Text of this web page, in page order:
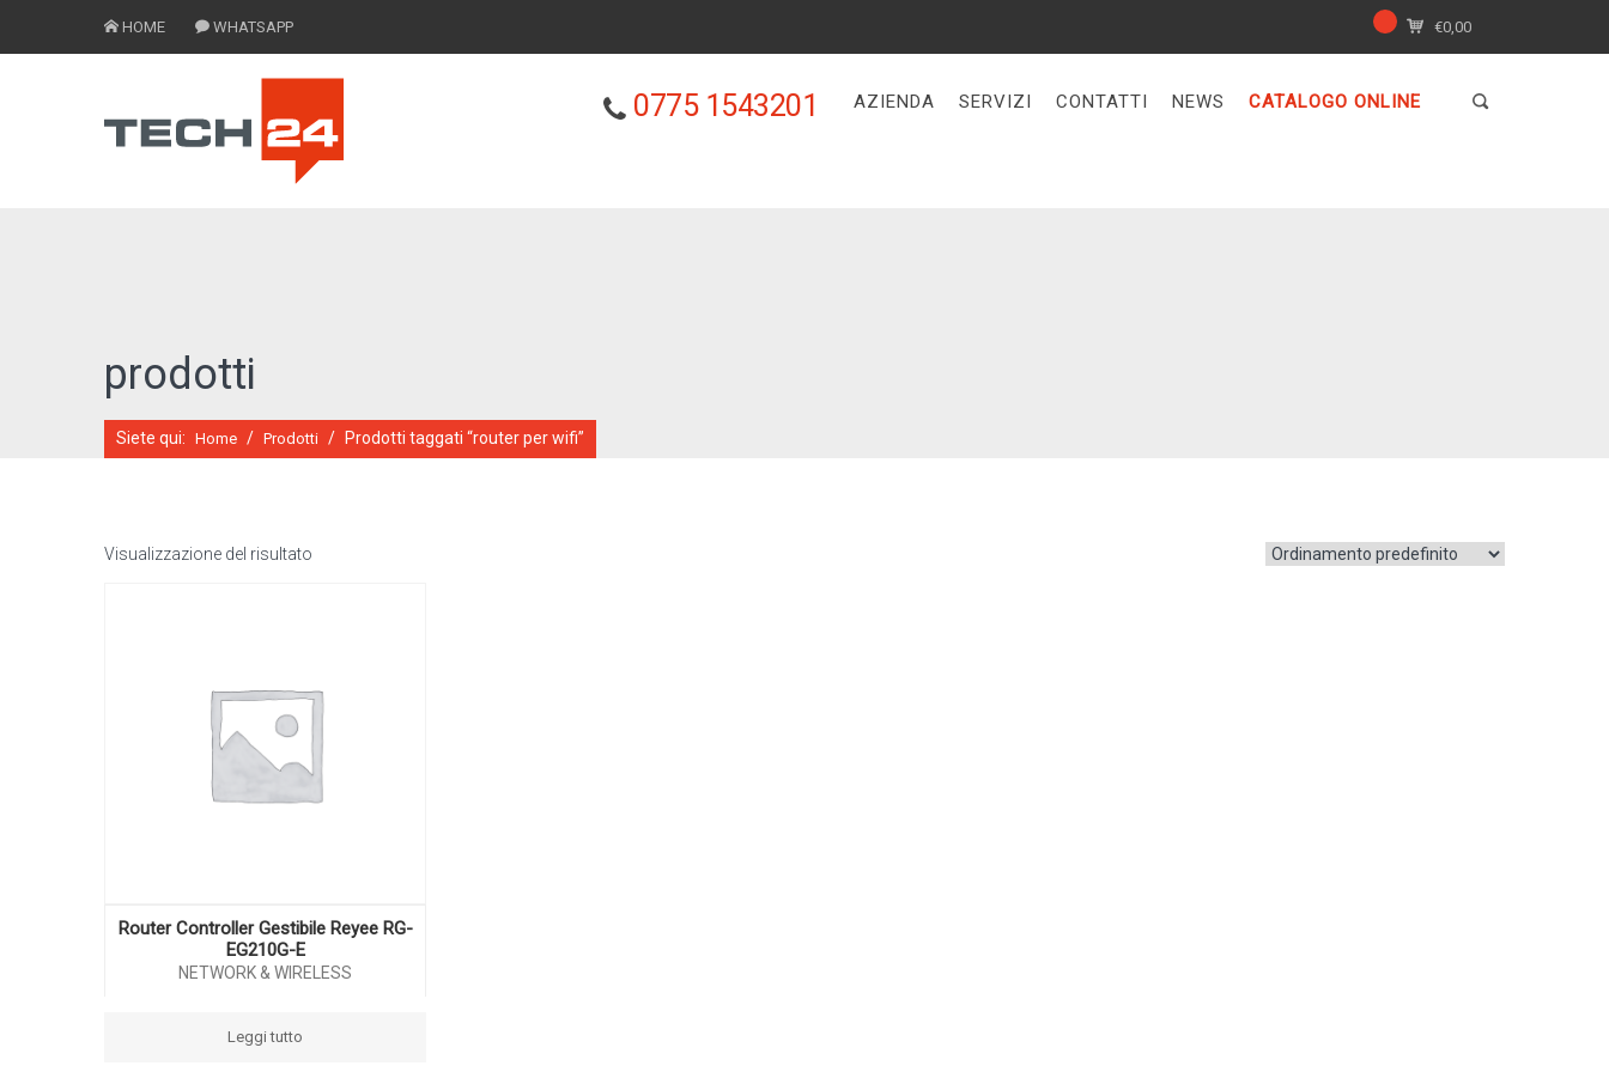
HOME WHATSAPP €0,00
0775 1543201 AZIENDA SERVIZI CONTATTI NEWS CATALOGO ONLINE
prodotti
Siete qui: Home / Prodotti / Prodotti taggati “router per wifi”
Visualizzazione del risultato
Router Controller Gestibile Reyee RG-
EG210G-E
NETWORK & WIRELESS
Leggi tutto